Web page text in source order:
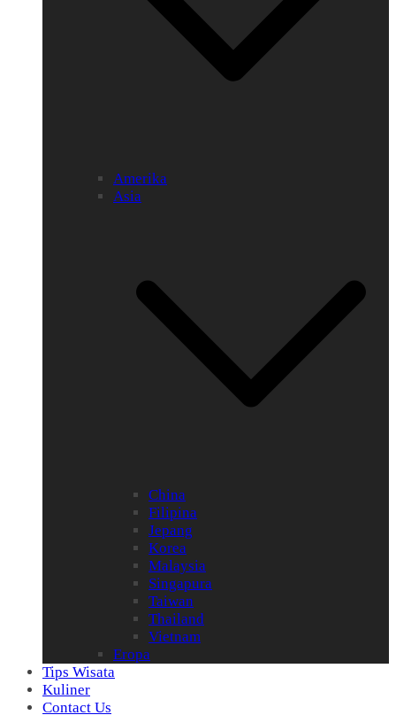
Amerika
Asia
China
Filipina
Jepang
Korea
Malaysia
Singapura
Taiwan
Thailand
Vietnam
Eropa
Tips Wisata
Kuliner
Contact Us